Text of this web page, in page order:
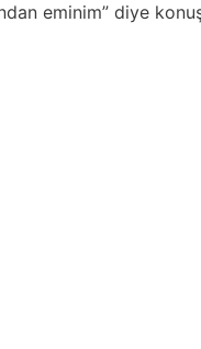
eminim” diye